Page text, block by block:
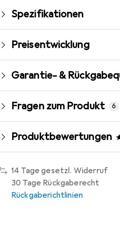
Spezifikationen
Preisentwicklung
Garantie- &
Fragen zum Produkt 6
Produktbewertungen
14 Tage gesetzl. Widerruf
30 Tage Rückgaberecht
Rückgaberichtlinien